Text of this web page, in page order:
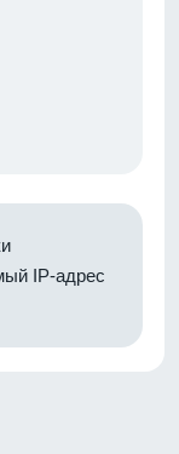
IP-адрес